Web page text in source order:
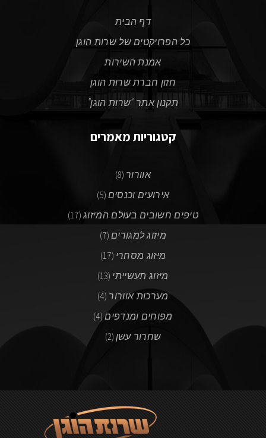
דף הבית
כל הפרויקטים של שרות הוגן
אמנת השירות
חזון חברת שרות הוגן
תקנון אתר "שרות הוגן"
קטגוריות מאמרים
אוורור (8)
אירועים וכנסים (5)
טיפים חשובים בעולם המיזוג (17)
מיזוג למגורים (7)
מיזוג מסחרי (17)
מיזוג תעשייתי (13)
מערכות אוורור (4)
מפוחים ומנדפים(4)
שחרור עשן (2)